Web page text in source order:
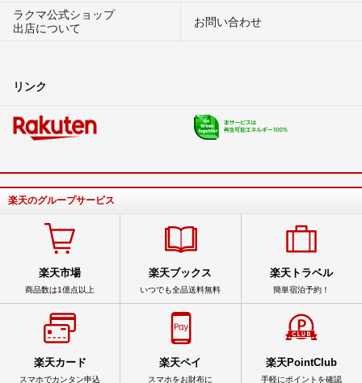
ラクマ公式ショップ
出店について
お問い合わせ
リンク
楽天のグループサービス
楽天市場
商品数は1億点以上
楽天ブックス
いつでも全品送料無料
楽天トラベル
簡単宿泊予約！
楽天カード
スマホでカンタン申込
楽天ペイ
スマホをお財布に
楽天PointClub
手軽にポイントを確認